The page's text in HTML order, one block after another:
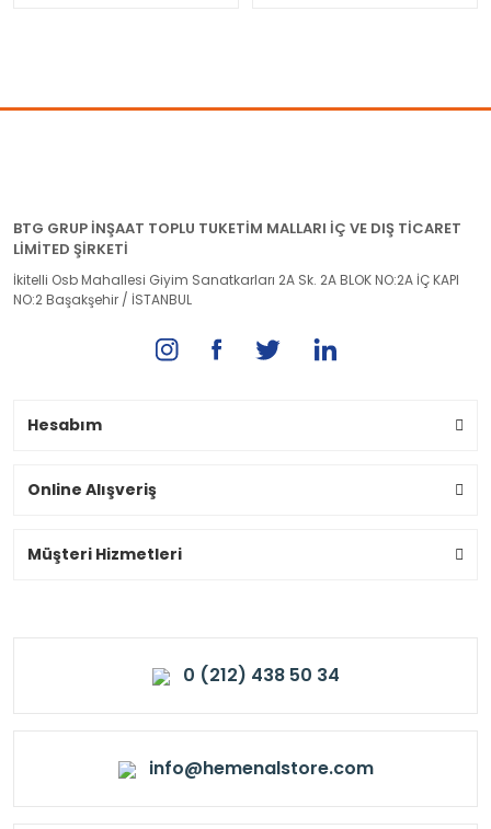
BTG GRUP İNŞAAT TOPLU TUKETİM MALLARI İÇ VE DIŞ TİCARET
LİMİTED ŞİRKETİ
İkitelli Osb Mahallesi Giyim Sanatkarları 2A Sk. 2A BLOK NO:2A İÇ KAPI
NO:2 Başakşehir / İSTANBUL
Hesabım
Online Alışveriş
Müşteri Hizmetleri
0 (212) 438 50 34
info@hemenalstore.com